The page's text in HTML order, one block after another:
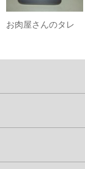
お肉屋さんのタレ